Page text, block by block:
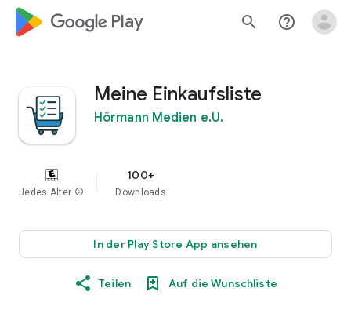
google_logo Play search help_outline
Meine Einkaufsliste
Hörmann Medien e.U.
Jedes Alter info
100+
Downloads
In der Play Store App ansehen
Teilen Auf die Wunschliste